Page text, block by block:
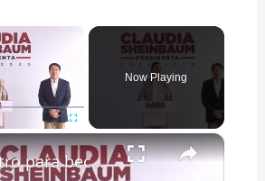
Now Playing
×
Registro para becas universales será en las escuelas: Sheinbaum